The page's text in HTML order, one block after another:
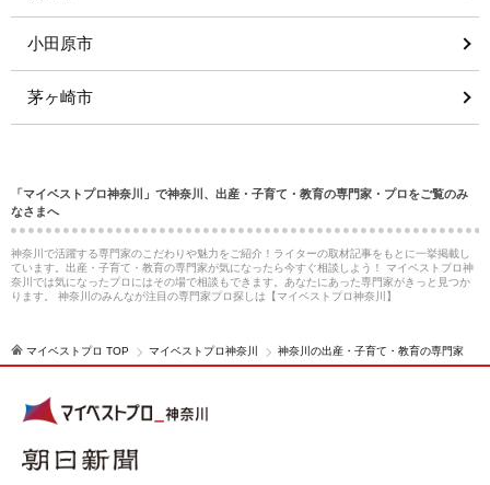
小田原市
茅ヶ崎市
「マイベストプロ神奈川」で神奈川、出産・子育て・教育の専門家・プロをご覧のみ
なさまへ
神奈川で活躍する専門家のこだわりや魅力をご紹介！ライターの取材記事をもとに一挙掲載し
ています。出産・子育て・教育の専門家が気になったら今すぐ相談しよう！ マイベストプロ神
奈川では気になったプロにはその場で相談もできます。あなたにあった専門家がきっと見つか
ります。 神奈川のみんなが注目の専門家プロ探しは【マイベストプロ神奈川】
マイベストプロ TOP マイベストプロ神奈川 神奈川の出産・子育て・教育の専門家